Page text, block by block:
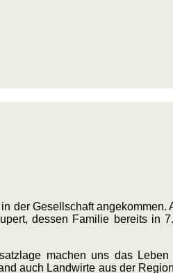
der Gesellschaft angekommen.
dessen Familie bereits in
machen uns das Leben
auch Landwirte aus der